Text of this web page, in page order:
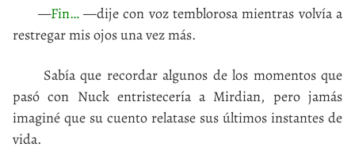
—Fin…—dije con voz temblorosa mientras volvía a
restregar mis ojos una vez más.
Sabía que recordar algunos de los momentos que
pasó con Nuck entristecería a Mirdian, pero jamás
imaginé que su cuento relatase sus últimos instantes de
vida.